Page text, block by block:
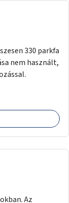
330 parkfa
nem használt,
Az